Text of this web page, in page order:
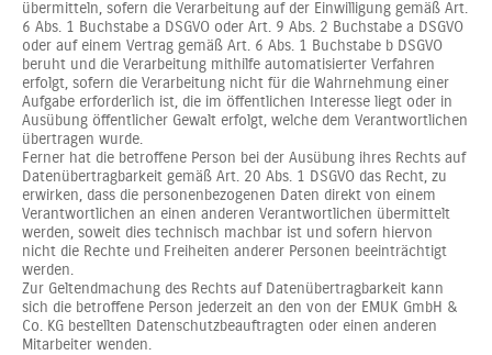
übermitteln, sofern die Verarbeitung auf der Einwilligung gemäß Art.
6 Abs. 1 Buchstabe a DSGVO oder Art. 9 Abs. 2 Buchstabe a DSGVO
oder auf einem Vertrag gemäß Art. 6 Abs. 1 Buchstabe b DSGVO
beruht und die Verarbeitung mithilfe automatisierter Verfahren
erfolgt, sofern die Verarbeitung nicht für die Wahrnehmung einer
Aufgabe erforderlich ist, die im öffentlichen Interesse liegt oder in
Ausübung öffentlicher Gewalt erfolgt, welche dem Verantwortlichen
übertragen wurde.
Ferner hat die betroffene Person bei der Ausübung ihres Rechts auf
Datenübertragbarkeit gemäß Art. 20 Abs. 1 DSGVO das Recht, zu
erwirken, dass die personenbezogenen Daten direkt von einem
Verantwortlichen an einen anderen Verantwortlichen übermittelt
werden, soweit dies technisch machbar ist und sofern hiervon
nicht die Rechte und Freiheiten anderer Personen beeinträchtigt
werden.
Zur Geltendmachung des Rechts auf Datenübertragbarkeit kann
sich die betroffene Person jederzeit an den von der EMUK GmbH &
Co. KG bestellten Datenschutzbeauftragten oder einen anderen
Mitarbeiter wenden.